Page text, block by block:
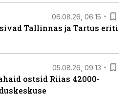
06.08.26, 06:15
Tallinnas ja Tartus eriti
05.08.26, 09:13
ostsid Riias 42000-